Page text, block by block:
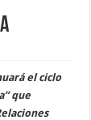
el ciclo
que